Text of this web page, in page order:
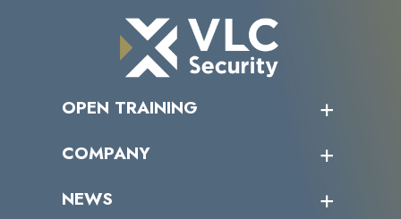
OPEN TRAINING
受講者の声
COMPANY
トップメッセージ
NEWS